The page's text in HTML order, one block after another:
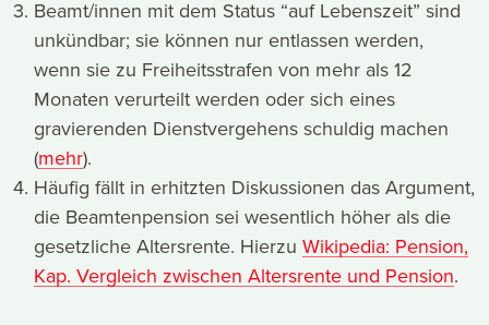
Beamt/innen mit dem Status “auf Lebenszeit” sind
unkündbar; sie können nur entlassen werden,
wenn sie zu Freiheitsstrafen von mehr als 12
Monaten verurteilt werden oder sich eines
gravierenden Dienstvergehens schuldig machen
(mehr).
Häufig fällt in erhitzten Diskussionen das Argument,
die Beamtenpension sei wesentlich höher als die
gesetzliche Altersrente. HierzuWikipedia: Pension,
Kap. Vergleich zwischen Altersrente und Pension.